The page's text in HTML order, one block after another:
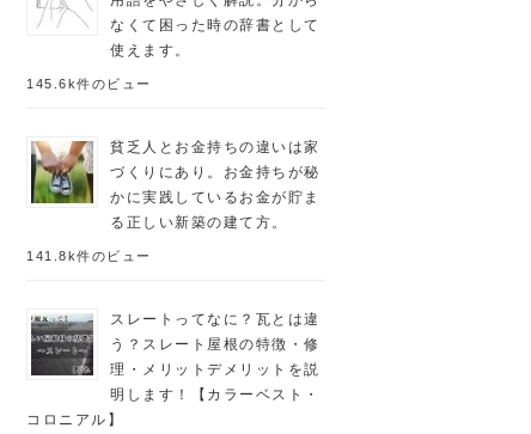
なくて困った時の辞書として
使えます。
145.6k件のビュー
貧乏人とお金持ちの違いは家
づくりにあり。お金持ちが秘
かに実践しているお金が貯ま
る正しい新築の建て方。
141.8k件のビュー
スレートってなに？瓦とは違
う？スレート屋根の特徴・修
理・メリットデメリットを説
明します！【カラーベスト・
コロニアル】